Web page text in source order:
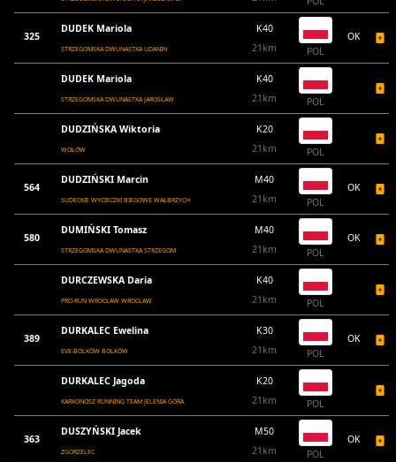
325
DUDEK Mariola
STRZEGOMSKA DWUNASTKA UDANIN
K40
21km
POL
OK
DUDEK Mariola
STRZEGOMSKA DWUNASTKA JAROSŁAW
K40
21km
POL
DUDZIŃSKA Wiktoria
WOŁÓW
K20
21km
POL
564
DUDZIŃSKI Marcin
SUDECKIE WYCIECZKI BIEGOWE WAŁBRZYCH
M40
21km
POL
OK
580
DUMIŃSKI Tomasz
STRZEGOMSKA DWUNASTKA STRZEGOM
M40
21km
POL
OK
DURCZEWSKA Daria
PRO-RUN WROCŁAW WROCŁAW
K40
21km
POL
389
DURKALEC Ewelina
EVE-BOLKÓW BOLKÓW
K30
21km
POL
OK
DURKALEC Jagoda
KARKONOSZ RUNNING TEAM JELENIA GÓRA
K20
21km
POL
363
DUSZYŃSKI Jacek
ZGORZELEC
M50
21km
POL
OK